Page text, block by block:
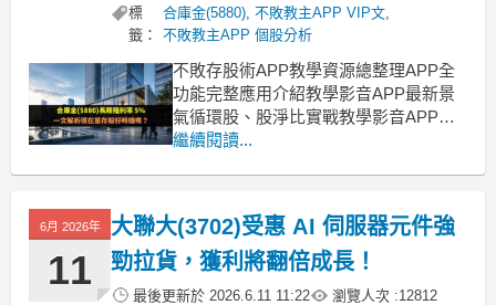
標
籤：
合庫金(5880),不敗教主APP VIP文,
不敗教主APP 個股分析
不敗存股術APP教學資源總整理APP全
功能完整應用介紹教學影音APP最新景
氣循環股、股淨比實戰教學影音APP策
略選股教學【ETF比較模型教學】該存
倍近期各家金控公告完前 5 月自結獲
利，整體達到 3,674 億元並創歷史同期
新
繼續閱讀...
6月 2026年
11
大聯大(3702)受惠 AI 伺服器元件強
勁拉貨，獲利將翻倍成長！
最後更新於 2026.6.11 11:22 瀏覽人次 :12812